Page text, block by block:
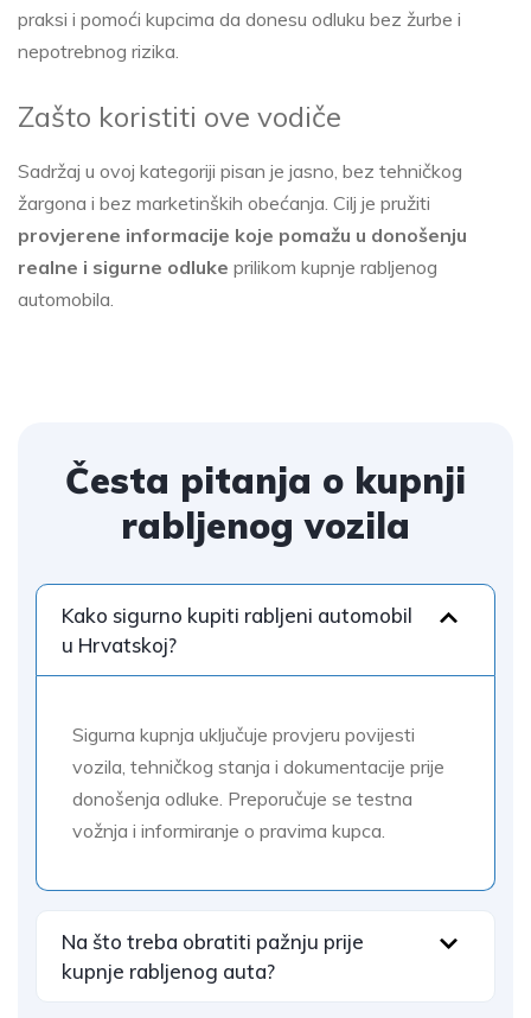
praksi i pomoći kupcima da donesu odluku bez žurbe i
nepotrebnog rizika.
Zašto koristiti ove vodiče
Sadržaj u ovoj kategoriji pisan je jasno, bez tehničkog
žargona i bez marketinških obećanja. Cilj je pružiti
provjerene informacije koje pomažu u donošenju
realne i sigurne odluke prilikom kupnje rabljenog
automobila.
Česta pitanja o kupnji
rabljenog vozila
Kako sigurno kupiti rabljeni automobil
u Hrvatskoj?
Sigurna kupnja uključuje provjeru povijesti
vozila, tehničkog stanja i dokumentacije prije
donošenja odluke. Preporučuje se testna
vožnja i informiranje o pravima kupca.
Na što treba obratiti pažnju prije
kupnje rabljenog auta?